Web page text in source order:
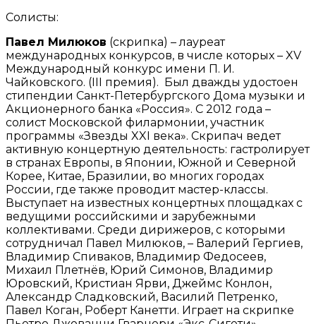
Солисты:
Павел Милюков (скрипка) – лауреат
международных конкурсов, в числе которых – XV
Международный конкурс имени П. И.
Чайковского. (III премия). Был дважды удостоен
стипендии Санкт-Петербургского Дома музыки и
Акционерного банка «Россия». С 2012 года –
солист Московской филармонии, участник
программы «Звезды XXI века». Скрипач ведет
активную концертную деятельность: гастролирует
в странах Европы, в Японии, Южной и Северной
Корее, Китае, Бразилии, во многих городах
России, где также проводит мастер-классы.
Выступает на известных концертных площадках с
ведущими российскими и зарубежными
коллективами. Среди дирижеров, с которыми
сотрудничал Павел Милюков, – Валерий Гергиев,
Владимир Спиваков, Владимир Федосеев,
Михаил Плетнёв, Юрий Симонов, Владимир
Юровский, Кристиан Ярви, Джеймс Конлон,
Александр Сладковский, Василий Петренко,
Павел Коган, Роберт Канетти. Играет на скрипке